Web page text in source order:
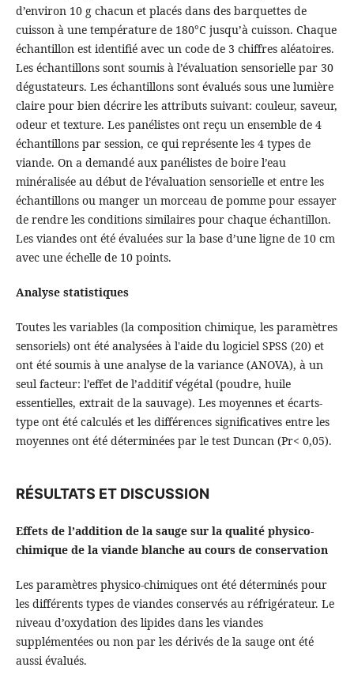
d’environ 10 g chacun et placés dans des barquettes de
cuisson à une température de 180°C jusqu’à cuisson. Chaque
échantillon est identifié avec un code de 3 chiffres aléatoires.
Les échantillons sont soumis à l’évaluation sensorielle par 30
dégustateurs. Les échantillons sont évalués sous une lumière
claire pour bien décrire les attributs suivant: couleur, saveur,
odeur et texture. Les panélistes ont reçu un ensemble de 4
échantillons par session, ce qui représente les 4 types de
viande. On a demandé aux panélistes de boire l’eau
minéralisée au début de l’évaluation sensorielle et entre les
échantillons ou manger un morceau de pomme pour essayer
de rendre les conditions similaires pour chaque échantillon.
Les viandes ont été évaluées sur la base d’une ligne de 10 cm
avec une échelle de 10 points.
Analyse statistiques
Toutes les variables (la composition chimique, les paramètres
sensoriels) ont été analysées à l'aide du logiciel SPSS (20) et
ont été soumis à une analyse de la variance (ANOVA), à un
seul facteur: l’effet de l’additif végétal (poudre, huile
essentielles, extrait de la sauvage). Les moyennes et écarts-
type ont été calculés et les différences significatives entre les
moyennes ont été déterminées par le test Duncan (Pr< 0,05).
RÉSULTATS ET DISCUSSION
Effets de l’addition de la sauge sur la qualité physico-
chimique de la viande blanche au cours de conservation
Les paramètres physico-chimiques ont été déterminés pour
les différents types de viandes conservés au réfrigérateur. Le
niveau d’oxydation des lipides dans les viandes
supplémentées ou non par les dérivés de la sauge ont été
aussi évalués.